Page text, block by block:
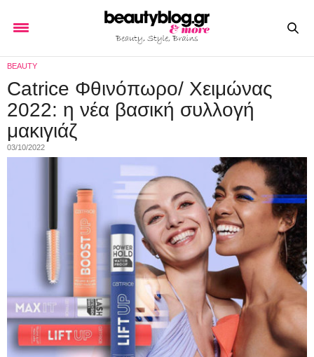
BEAUTY
Catrice Φθινόπωρο/ Χειμώνας
2022: η νέα βασική συλλογή
μακιγιάζ
03/10/2022